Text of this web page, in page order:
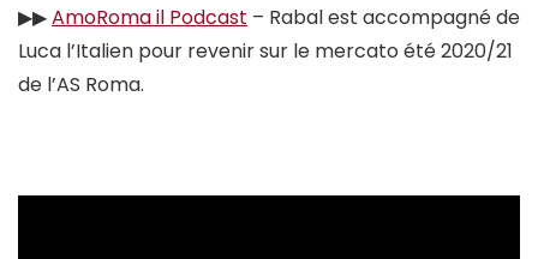
▶︎▶︎AmoRoma il Podcast – Rabal est accompagné de
Luca l’Italien pour revenir sur le mercato été 2020/21
de l’AS Roma.